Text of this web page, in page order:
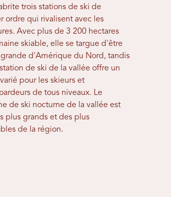
trois stations de ski de
ordre qui rivalisent avec les
Avec plus de 3 200 hectares
skiable, elle se targue d'être
grande d'Amérique du Nord, tandis
de ski de la vallée offre un
pour les skieurs et
de tous niveaux. Le
de ski nocturne de la vallée est
plus grands et des plus
de la région.